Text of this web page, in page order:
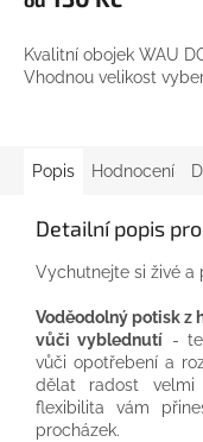
Kvalitní obojek WAU
Vhodnou velikost
Popis Hodnocení
Detailní popis
Vychutnejte si živé a
Voděodolný potisk z
vůči vyblednutí -
vůči opotřebení a
dělat radost velmi
flexibilita vám
procházek.